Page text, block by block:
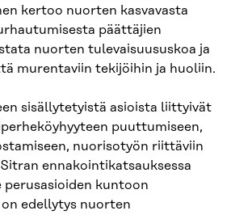
kertoo nuorten kasvavasta
päättäjien
nuorten tulevaisuususkoa ja
murentaviin tekijöihin ja huoliin.
sisällytetyistä asioista liittyivät
puuttumiseen,
nuorisotyön riittäviin
ennakointikatsauksessa
kuntoon
edellytys nuorten